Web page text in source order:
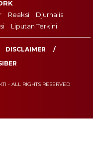
Reaksi
Djurnalis
Liputan Terkini
DISCLAIMER
- ALL RIGHTS RESERVED